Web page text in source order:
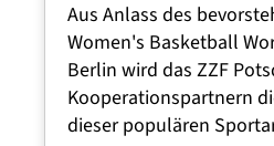
Aus Anlass des
Women's Basketball
Berlin wird das ZZF
Kooperationspartnern
dieser populären